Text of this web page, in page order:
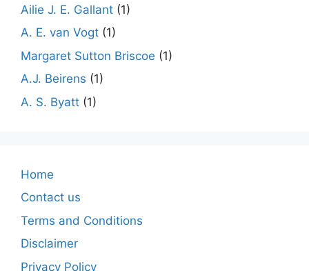
Ailie J. E. Gallant (1)
A. E. van Vogt (1)
Margaret Sutton Briscoe (1)
A.J. Beirens (1)
A. S. Byatt (1)
Home
Contact us
Terms and Conditions
Disclaimer
Privacy Policy